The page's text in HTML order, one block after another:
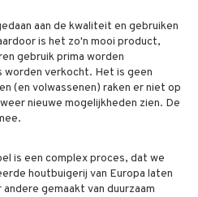
aan de kwaliteit en gebruiken
is het zo'n mooi product,
gebruik prima worden
verkocht. Het is geen
(en volwassenen) raken er niet op
nieuwe mogelijkheden zien. De
is een complex proces, dat we
houtbuigerij van Europa laten
gemaakt van duurzaam